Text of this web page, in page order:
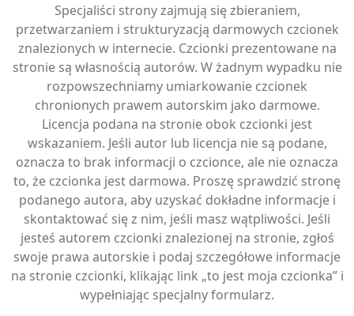
Specjaliści strony zajmują się zbieraniem,
przetwarzaniem i strukturyzacją darmowych czcionek
znalezionych w internecie. Czcionki prezentowane na
stronie są własnością autorów. W żadnym wypadku nie
rozpowszechniamy umiarkowanie czcionek
chronionych prawem autorskim jako darmowe.
Licencja podana na stronie obok czcionki jest
wskazaniem. Jeśli autor lub licencja nie są podane,
oznacza to brak informacji o czcionce, ale nie oznacza
to, że czcionka jest darmowa. Proszę sprawdzić stronę
podanego autora, aby uzyskać dokładne informacje i
skontaktować się z nim, jeśli masz wątpliwości. Jeśli
jesteś autorem czcionki znalezionej na stronie, zgłoś
swoje prawa autorskie i podaj szczegółowe informacje
na stronie czcionki, klikając link „to jest moja czcionka” i
wypełniając specjalny formularz.